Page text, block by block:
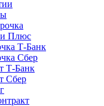
Плюс
Т-Банк
Сбер
Т-Банк
Сбер